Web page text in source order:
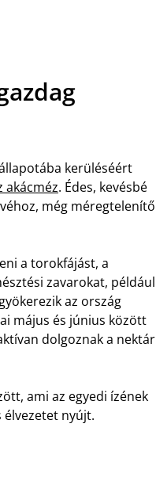
kerüléséért
akácméz. Édes, kevésbé
még méregtelenítő
a torokfájást, a
zavarokat, például
az ország
május és június között
dolgoznak a nektár
ami az egyedi ízének
élvezetet nyújt.